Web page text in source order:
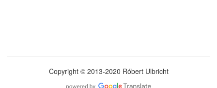
Copyright © 2013-2020 Róbert Ulbricht